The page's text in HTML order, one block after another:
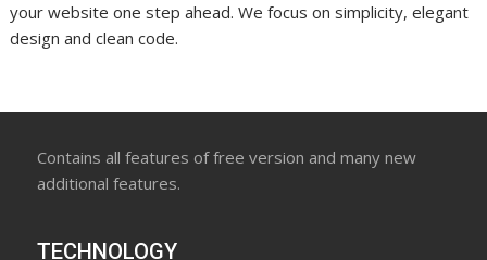
your website one step ahead. We focus on simplicity, elegant
design and clean code.
Contains all features of free version and many new
additional features.
TECHNOLOGY